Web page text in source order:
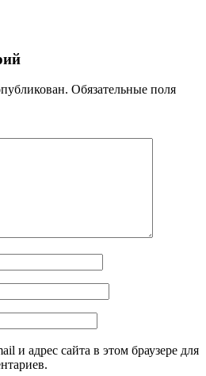
Обязательные поля
и адрес сайта в этом браузере для